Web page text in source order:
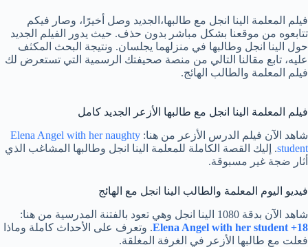
فيلم المعلمة الينا انجل مع طالبها،الجديد وصل أخيرًا، وصار فيكم
تتابعوه من موقعنا بشكل مباشر بدون حذف. حيث يدور الفيلم الجديد
حول الينا انجل وطالبها في منزلهما يجلسان. ونتيجة البحث المكثف
عليه، تابع مقالنا التالي من منصة صحيفتك الرسمية التي تستعرض لك
فيلم المعلمة والطالب الهائج.
فيلم المعلمة الينا انجل مع طالبها الأزعر الجديد كامل
شاهد الآن فيلم الدرس الأزعر من هنا: Elena Angel with her naughty
student. إليك القصة الكاملة للمعلمة الينا انجل وطالبها المشاغب الذي
أثار ضجة غير مسبوقة.
فيديو اليوم المعلمة والطالب الينا انجل مع الهائج
شاهد الآن بدقة 1080 الينا انجل وهي تعود بالفتنة المدرسية من هنا:
Elena Angel with her student +18. وتعرف على الأحداث كاملة وماذا
فعلت مع طالبها الأزعر في الغرفة المغلقة.